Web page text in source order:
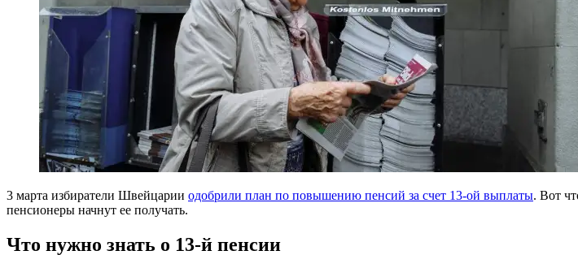
3 марта избиратели Швейцарии одобрили план по повышению пенсий за счет 13-ой выплаты. Вот
пенсионеры начнут ее получать.
Что нужно знать о 13-й пенсии